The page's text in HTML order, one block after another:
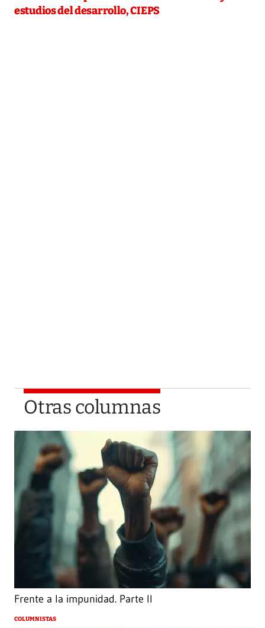
estudios del desarrollo, CIEPS
Otras columnas
Frente a la impunidad. Parte II
COLUMNISTAS